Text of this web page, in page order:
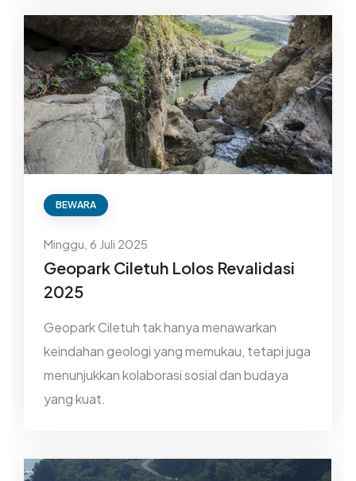
BEWARA
Minggu, 6 Juli 2025
Geopark Ciletuh Lolos Revalidasi
2025
Geopark Ciletuh tak hanya menawarkan
keindahan geologi yang memukau, tetapi juga
menunjukkan kolaborasi sosial dan budaya
yang kuat.